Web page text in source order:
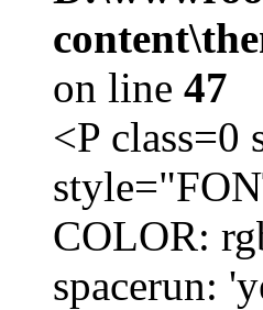
on line 47
<P
COLOR:
spacerun: